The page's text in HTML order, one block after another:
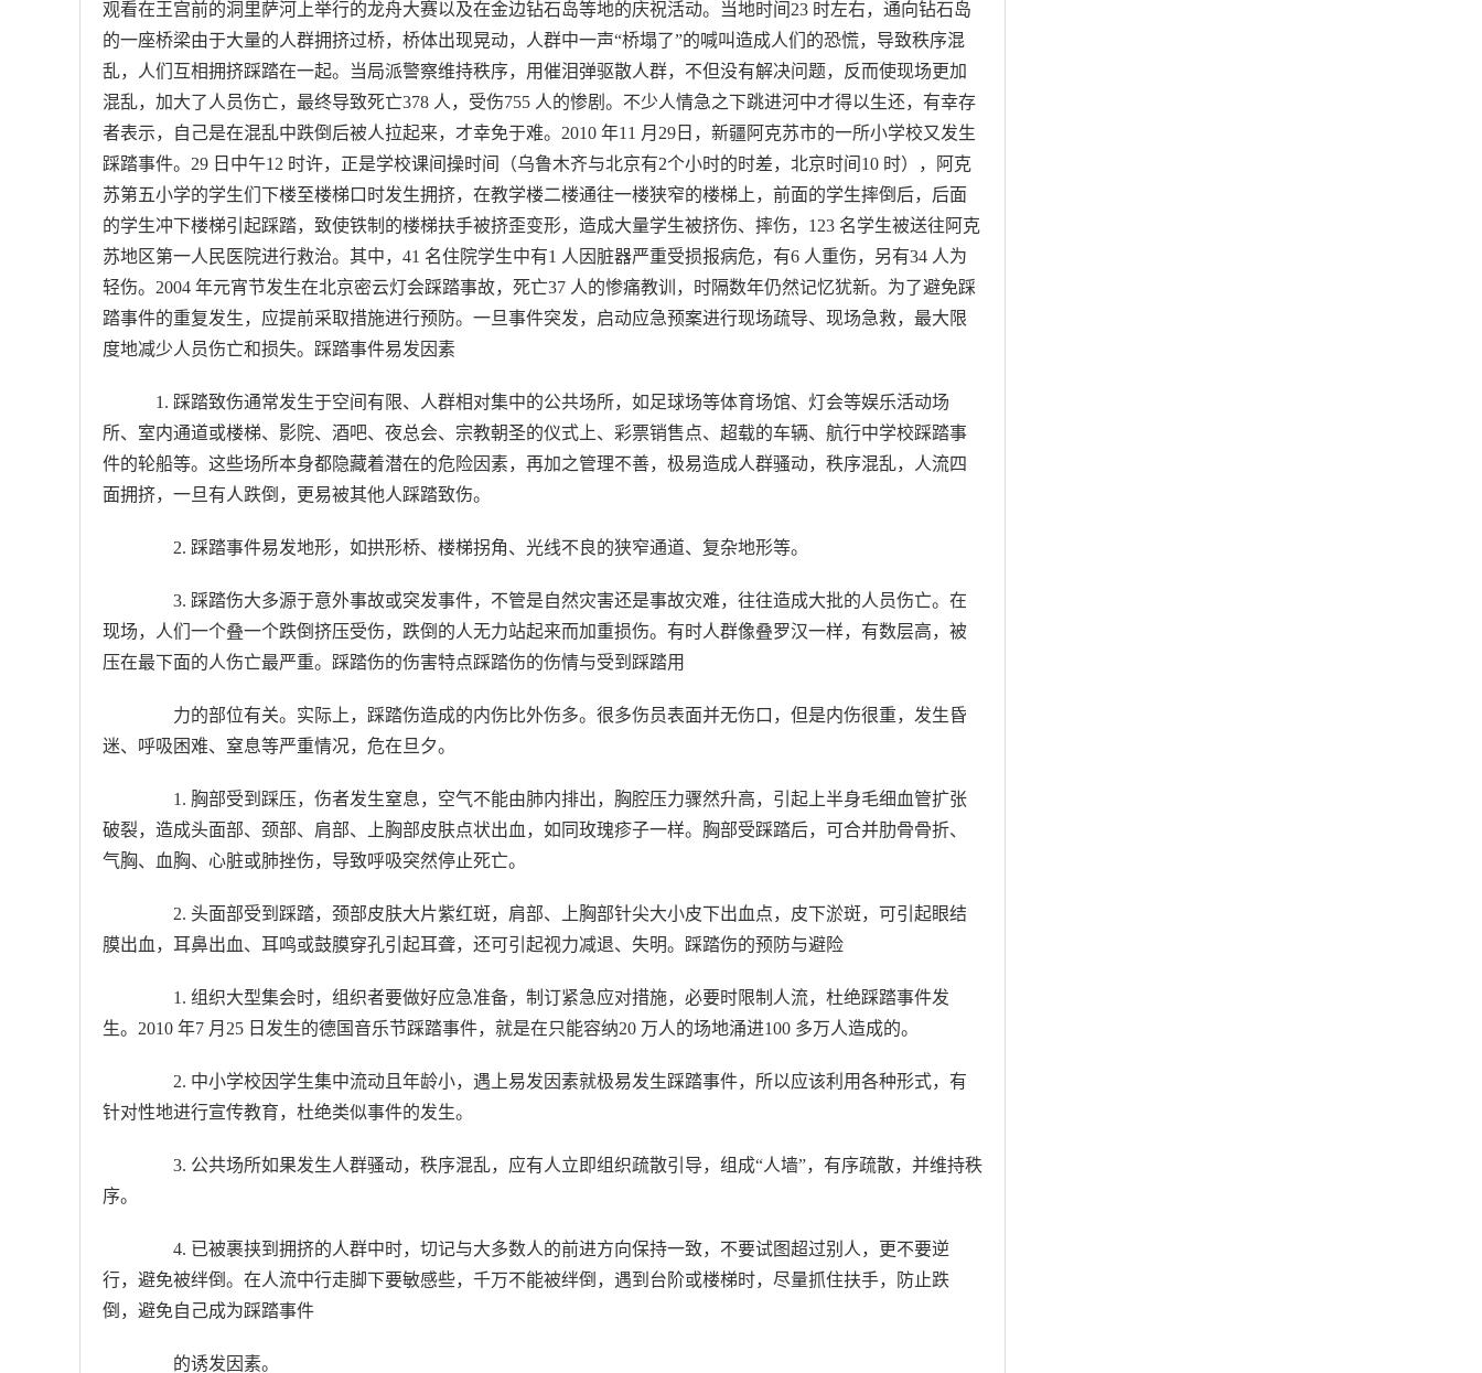
观看在王宫前的洞里萨河上举行的龙舟大赛以及在金边钻石岛等地的庆祝活动。当地时间23 时左右，通向钻石岛
的一座桥梁由于大量的人群拥挤过桥，桥体出现晃动，人群中一声“桥塌了”的喊叫造成人们的恐慌，导致秩序混
乱，人们互相拥挤踩踏在一起。当局派警察维持秩序，用催泪弹驱散人群，不但没有解决问题，反而使现场更加
混乱，加大了人员伤亡，最终导致死亡378 人，受伤755 人的惨剧。不少人情急之下跳进河中才得以生还，有幸存
者表示，自己是在混乱中跌倒后被人拉起来，才幸免于难。2010 年11 月29日，新疆阿克苏市的一所小学校又发生
踩踏事件。29 日中午12 时许，正是学校课间操时间（乌鲁木齐与北京有2个小时的时差，北京时间10 时），阿克
苏第五小学的学生们下楼至楼梯口时发生拥挤，在教学楼二楼通往一楼狭窄的楼梯上，前面的学生摔倒后，后面
的学生冲下楼梯引起踩踏，致使铁制的楼梯扶手被挤歪变形，造成大量学生被挤伤、摔伤，123 名学生被送往阿克
苏地区第一人民医院进行救治。其中，41 名住院学生中有1 人因脏器严重受损报病危，有6 人重伤，另有34 人为
轻伤。2004 年元宵节发生在北京密云灯会踩踏事故，死亡37 人的惨痛教训，时隔数年仍然记忆犹新。为了避免踩
踏事件的重复发生，应提前采取措施进行预防。一旦事件突发，启动应急预案进行现场疏导、现场急救，最大限
度地减少人员伤亡和损失。踩踏事件易发因素
1. 踩踏致伤通常发生于空间有限、人群相对集中的公共场所，如足球场等体育场馆、灯会等娱乐活动场
所、室内通道或楼梯、影院、酒吧、夜总会、宗教朝圣的仪式上、彩票销售点、超载的车辆、航行中学校踩踏事
件的轮船等。这些场所本身都隐藏着潜在的危险因素，再加之管理不善，极易造成人群骚动，秩序混乱，人流四
面拥挤，一旦有人跌倒，更易被其他人踩踏致伤。
2. 踩踏事件易发地形，如拱形桥、楼梯拐角、光线不良的狭窄通道、复杂地形等。
3. 踩踏伤大多源于意外事故或突发事件，不管是自然灾害还是事故灾难，往往造成大批的人员伤亡。在
现场，人们一个叠一个跌倒挤压受伤，跌倒的人无力站起来而加重损伤。有时人群像叠罗汉一样，有数层高，被
压在最下面的人伤亡最严重。踩踏伤的伤害特点踩踏伤的伤情与受到踩踏用
力的部位有关。实际上，踩踏伤造成的内伤比外伤多。很多伤员表面并无伤口，但是内伤很重，发生昏
迷、呼吸困难、窒息等严重情况，危在旦夕。
1. 胸部受到踩压，伤者发生窒息，空气不能由肺内排出，胸腔压力骤然升高，引起上半身毛细血管扩张
破裂，造成头面部、颈部、肩部、上胸部皮肤点状出血，如同玫瑰疹子一样。胸部受踩踏后，可合并肋骨骨折、
气胸、血胸、心脏或肺挫伤，导致呼吸突然停止死亡。
2. 头面部受到踩踏，颈部皮肤大片紫红斑，肩部、上胸部针尖大小皮下出血点，皮下淤斑，可引起眼结
膜出血，耳鼻出血、耳鸣或鼓膜穿孔引起耳聋，还可引起视力减退、失明。踩踏伤的预防与避险
1. 组织大型集会时，组织者要做好应急准备，制订紧急应对措施，必要时限制人流，杜绝踩踏事件发
生。2010 年7 月25 日发生的德国音乐节踩踏事件，就是在只能容纳20 万人的场地涌进100 多万人造成的。
2. 中小学校因学生集中流动且年龄小，遇上易发因素就极易发生踩踏事件，所以应该利用各种形式，有
针对性地进行宣传教育，杜绝类似事件的发生。
3. 公共场所如果发生人群骚动，秩序混乱，应有人立即组织疏散引导，组成“人墙”，有序疏散，并维持秩
序。
4. 已被裹挟到拥挤的人群中时，切记与大多数人的前进方向保持一致，不要试图超过别人，更不要逆
行，避免被绊倒。在人流中行走脚下要敏感些，千万不能被绊倒，遇到台阶或楼梯时，尽量抓住扶手，防止跌
倒，避免自己成为踩踏事件
的诱发因素。